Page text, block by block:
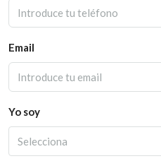
Email
Yo soy
Selecciona